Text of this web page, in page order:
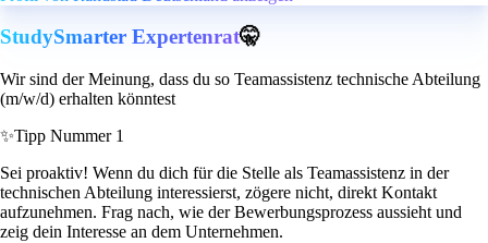
StudySmarter Expertenrat🤫
Wir sind der Meinung, dass du so Teamassistenz technische Abteilung
(m/w/d) erhalten könntest
✨Tipp Nummer 1
Sei proaktiv! Wenn du dich für die Stelle als Teamassistenz in der
technischen Abteilung interessierst, zögere nicht, direkt Kontakt
aufzunehmen. Frag nach, wie der Bewerbungsprozess aussieht und
zeig dein Interesse an dem Unternehmen.